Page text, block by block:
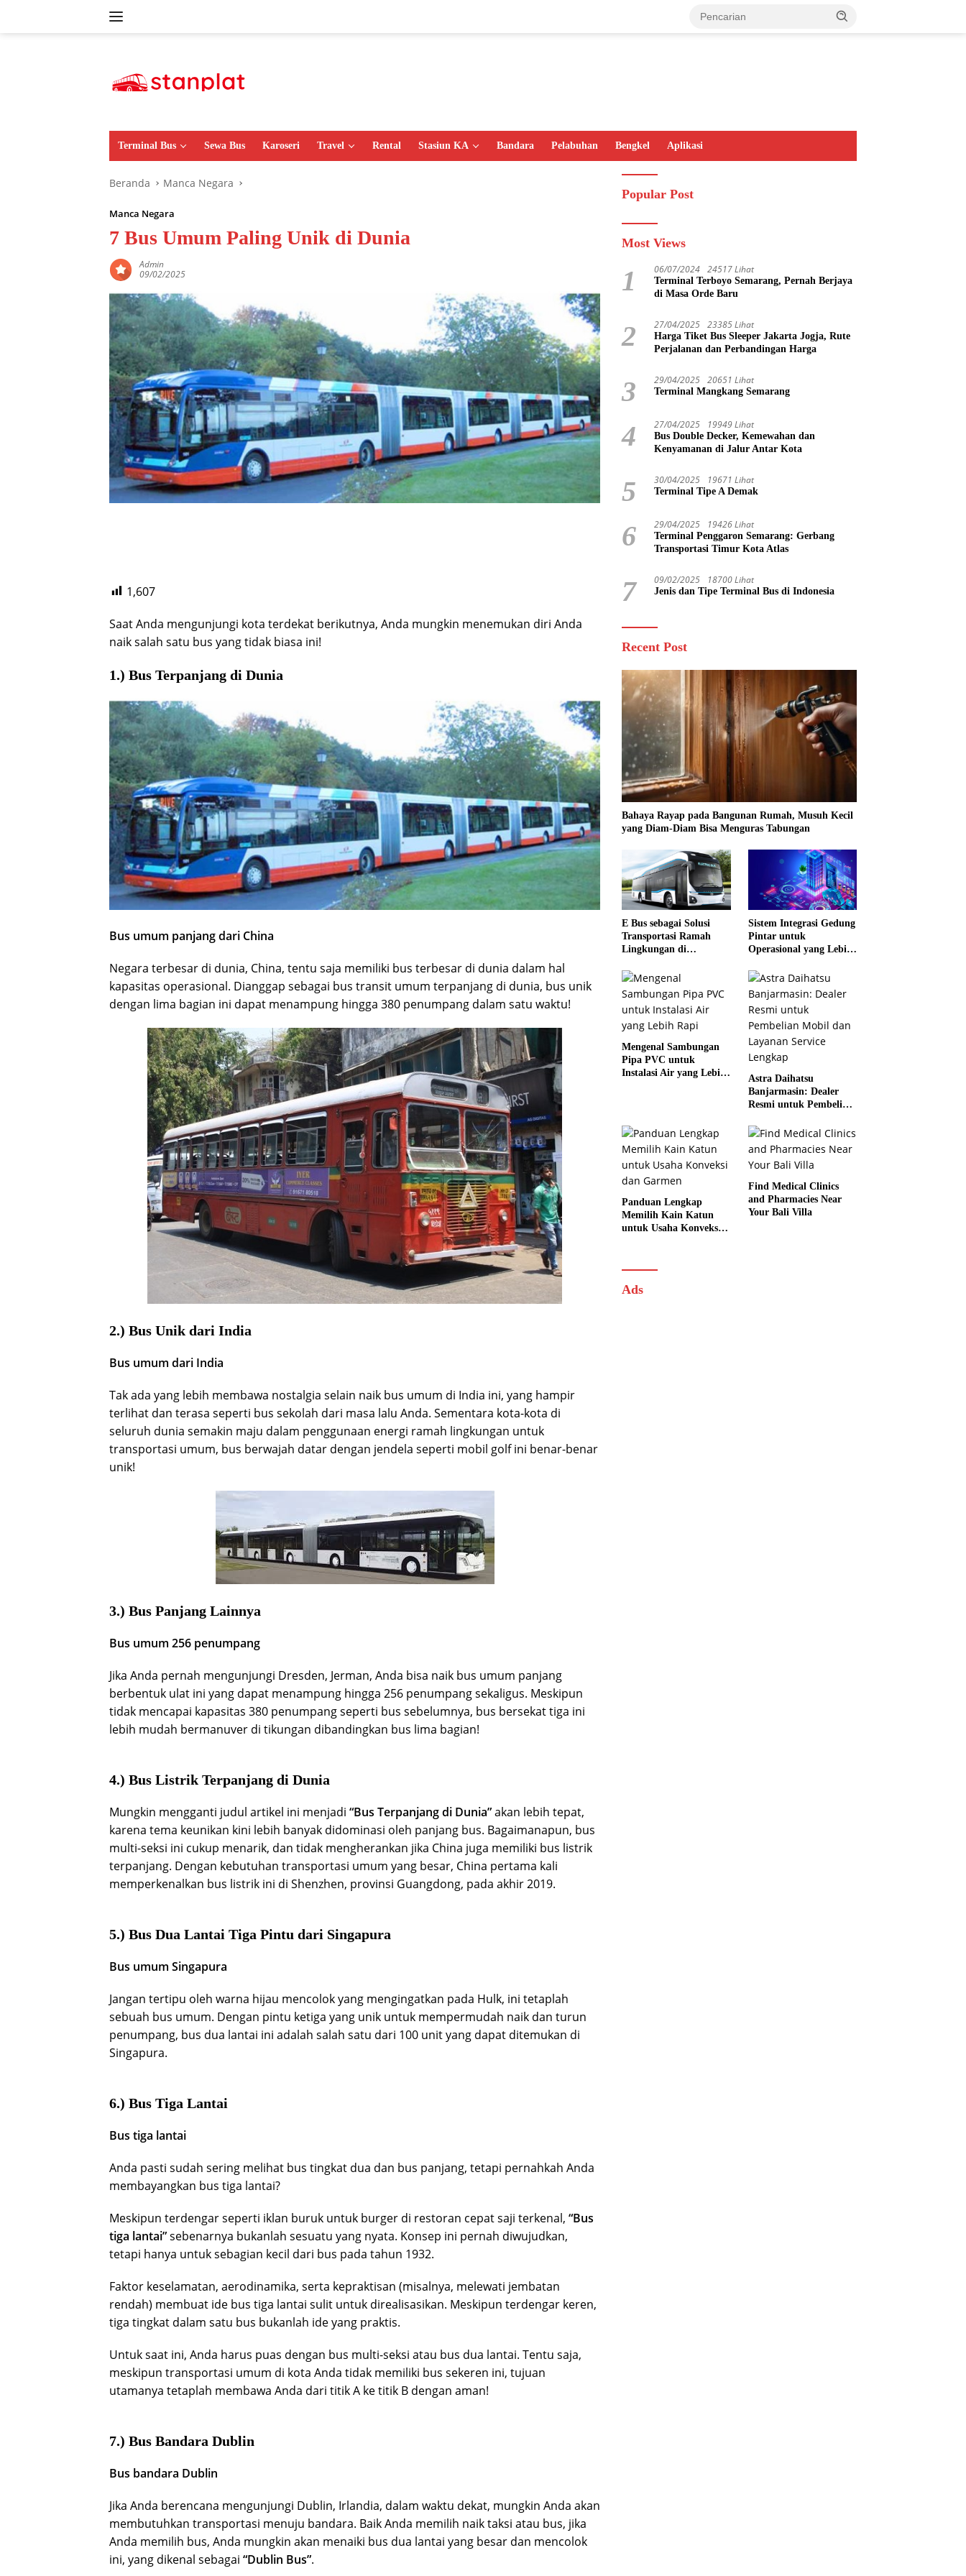
Terminal Bus Sewa Bus Karoseri Travel Rental Stasiun KA Bandara Pelabuhan Bengkel Aplikasi
Beranda Manca Negara
Manca Negara
7 Bus Umum Paling Unik di Dunia
Admin
09/02/2025
1,607
Saat Anda mengunjungi kota terdekat berikutnya, Anda mungkin menemukan diri Anda
naik salah satu bus yang tidak biasa ini!
1.) Bus Terpanjang di Dunia
Bus umum panjang dari China
Negara terbesar di dunia, China, tentu saja memiliki bus terbesar di dunia dalam hal
kapasitas operasional. Dianggap sebagai bus transit umum terpanjang di dunia, bus unik
dengan lima bagian ini dapat menampung hingga 380 penumpang dalam satu waktu!
2.) Bus Unik dari India
Bus umum dari India
Tak ada yang lebih membawa nostalgia selain naik bus umum di India ini, yang hampir
terlihat dan terasa seperti bus sekolah dari masa lalu Anda. Sementara kota-kota di
seluruh dunia semakin maju dalam penggunaan energi ramah lingkungan untuk
transportasi umum, bus berwajah datar dengan jendela seperti mobil golf ini benar-benar
unik!
3.) Bus Panjang Lainnya
Bus umum 256 penumpang
Jika Anda pernah mengunjungi Dresden, Jerman, Anda bisa naik bus umum panjang
berbentuk ulat ini yang dapat menampung hingga 256 penumpang sekaligus. Meskipun
tidak mencapai kapasitas 380 penumpang seperti bus sebelumnya, bus bersekat tiga ini
lebih mudah bermanuver di tikungan dibandingkan bus lima bagian!
4.) Bus Listrik Terpanjang di Dunia
Mungkin mengganti judul artikel ini menjadi “Bus Terpanjang di Dunia”akan lebih tepat,
karena tema keunikan kini lebih banyak didominasi oleh panjang bus. Bagaimanapun, bus
multi-seksi ini cukup menarik, dan tidak mengherankan jika China juga memiliki bus listrik
terpanjang. Dengan kebutuhan transportasi umum yang besar, China pertama kali
memperkenalkan bus listrik ini di Shenzhen, provinsi Guangdong, pada akhir 2019.
5.) Bus Dua Lantai Tiga Pintu dari Singapura
Bus umum Singapura
Jangan tertipu oleh warna hijau mencolok yang mengingatkan pada Hulk, ini tetaplah
sebuah bus umum. Dengan pintu ketiga yang unik untuk mempermudah naik dan turun
penumpang, bus dua lantai ini adalah salah satu dari 100 unit yang dapat ditemukan di
Singapura.
6.) Bus Tiga Lantai
Bus tiga lantai
Anda pasti sudah sering melihat bus tingkat dua dan bus panjang, tetapi pernahkah Anda
membayangkan bus tiga lantai?
Meskipun terdengar seperti iklan buruk untuk burger di restoran cepat saji terkenal, “Bus
tiga lantai”sebenarnya bukanlah sesuatu yang nyata. Konsep ini pernah diwujudkan,
tetapi hanya untuk sebagian kecil dari bus pada tahun 1932.
Faktor keselamatan, aerodinamika, serta kepraktisan (misalnya, melewati jembatan
rendah) membuat ide bus tiga lantai sulit untuk direalisasikan. Meskipun terdengar keren,
tiga tingkat dalam satu bus bukanlah ide yang praktis.
Untuk saat ini, Anda harus puas dengan bus multi-seksi atau bus dua lantai. Tentu saja,
meskipun transportasi umum di kota Anda tidak memiliki bus sekeren ini, tujuan
utamanya tetaplah membawa Anda dari titik A ke titik B dengan aman!
7.) Bus Bandara Dublin
Bus bandara Dublin
Jika Anda berencana mengunjungi Dublin, Irlandia, dalam waktu dekat, mungkin Anda akan
membutuhkan transportasi menuju bandara. Baik Anda memilih naik taksi atau bus, jika
Anda memilih bus, Anda mungkin akan menaiki bus dua lantai yang besar dan mencolok
ini, yang dikenal sebagai “Dublin Bus”.
Popular Post
Most Views
1 06/07/2024 24517 Lihat
Terminal Terboyo Semarang, Pernah Berjaya
di Masa Orde Baru
2 27/04/2025 23385 Lihat
Harga Tiket Bus Sleeper Jakarta Jogja, Rute
Perjalanan dan Perbandingan Harga
3 29/04/2025 20651 Lihat
Terminal Mangkang Semarang
4 27/04/2025 19949 Lihat
Bus Double Decker, Kemewahan dan
Kenyamanan di Jalur Antar Kota
5 30/04/2025 19671 Lihat
Terminal Tipe A Demak
6 29/04/2025 19426 Lihat
Terminal Penggaron Semarang: Gerbang
Transportasi Timur Kota Atlas
7 09/02/2025 18700 Lihat
Jenis dan Tipe Terminal Bus di Indonesia
Recent Post
Bahaya Rayap pada Bangunan Rumah, Musuh Kecil
yang Diam-Diam Bisa Menguras Tabungan
E Bus sebagai Solusi
Transportasi Ramah
Lingkungan di
Sistem Integrasi Gedung
Pintar untuk
Operasional yang Lebih
Mengenal Sambungan
Pipa PVC untuk
Instalasi Air yang Lebih
Astra Daihatsu
Banjarmasin: Dealer
Resmi untuk Pembelian
Service Lengkap
Panduan Lengkap
Memilih Kain Katun
untuk Usaha Konveksi
Find Medical Clinics
and Pharmacies Near
Your Bali Villa
Ads